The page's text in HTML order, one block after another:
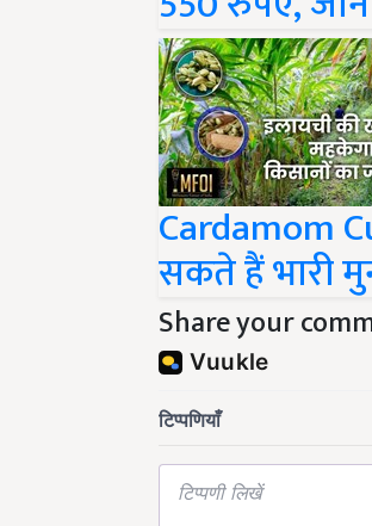
Cardamom
सकते हैं भारी
Share your